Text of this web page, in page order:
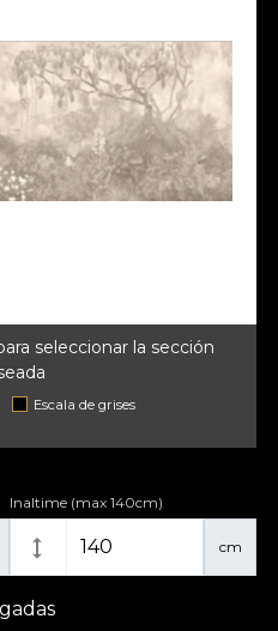
seleccionar la sección
Escala de grises
cm
Inaltime (max 140cm)